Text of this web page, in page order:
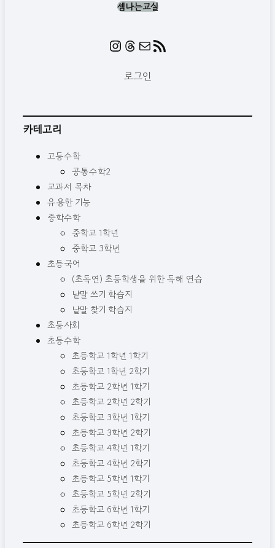
셈나는교실
Instagram
https://
메일RSS 피드
로그인
카테고리
고등수학
공통수학2
교과서 목차
유용한 기능
중학수학
중학교 1학년
중학교 3학년
초등국어
(초독연) 초등학생을 위한 독해 연습
낱말 쓰기 학습지
낱말 찾기 학습지
초등사회
초등수학
초등학교 1학년 1학기
초등학교 1학년 2학기
초등학교 2학년 1학기
초등학교 2학년 2학기
초등학교 3학년 1학기
초등학교 3학년 2학기
초등학교 4학년 1학기
초등학교 4학년 2학기
초등학교 5학년 1학기
초등학교 5학년 2학기
초등학교 6학년 1학기
초등학교 6학년 2학기